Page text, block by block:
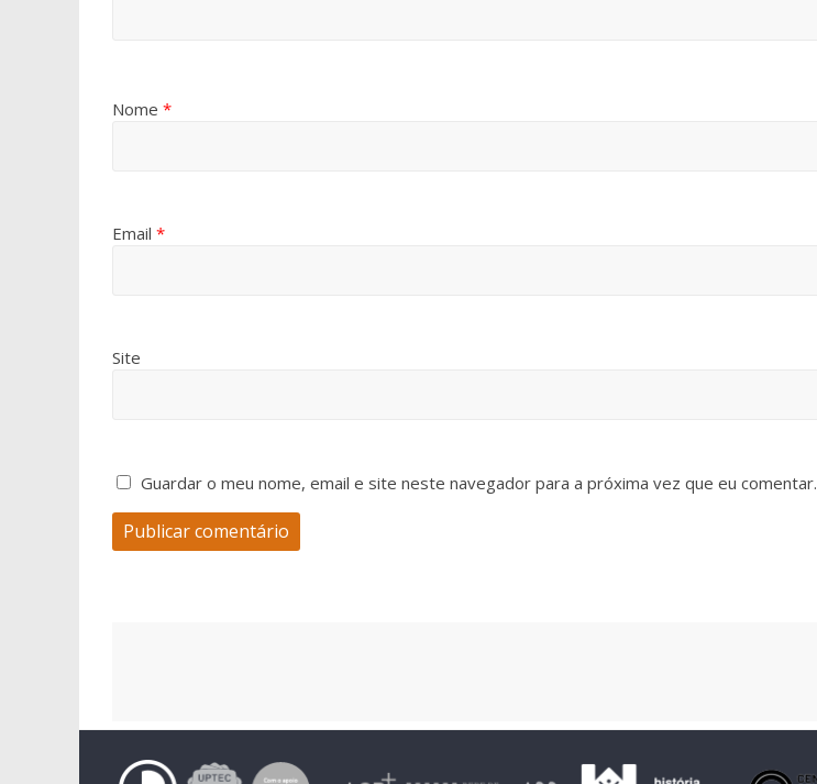
Nome *
Email *
Site
Guardar o meu nome, email e site neste navegador para a próxima vez que eu comentar.